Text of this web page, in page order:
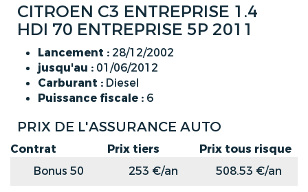
CITROEN C3 ENTREPRISE 1.4
HDI 70 ENTREPRISE 5P 2011
Lancement : 28/12/2002
jusqu'au : 01/06/2012
Carburant : Diesel
Puissance fiscale : 6
PRIX DE L'ASSURANCE AUTO
Contrat Prix tiers
Prix tous risque
Bonus 50
253 €/an
508.53 €/an